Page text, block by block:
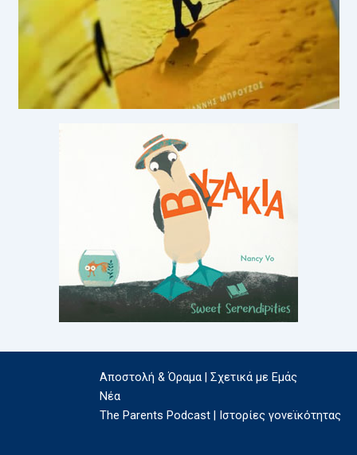
Αποστολή & Όραμα | Σχετικά με Εμάς
Νέα
The Parents Podcast | Ιστορίες γονεϊκότητας